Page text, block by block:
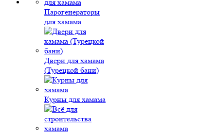
Парогенераторы
для хамама
Двери для хамама
(Турецкой бани)
Курны для хамама